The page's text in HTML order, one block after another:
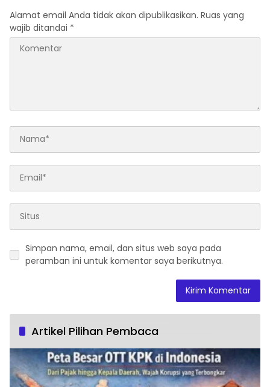
Alamat email Anda tidak akan dipublikasikan. Ruas yang
wajib ditandai *
Simpan nama, email, dan situs web saya pada
peramban ini untuk komentar saya berikutnya.
Artikel Pilihan Pembaca